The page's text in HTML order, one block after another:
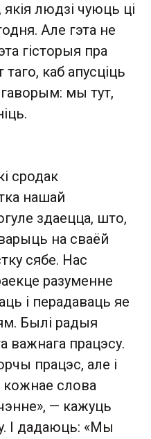
людзі чуюць ці
Але гэта не
гісторыя пра
каб апусціць
гаворым: мы тут,
сродак
нашай
здаецца, што,
на сваёй
сябе. Нас
разуменне
і перадаваць яе
Былі радыя
важнага працэсу.
працэс, але і
кожнае слова
— кажуць
І дадаюць: «Мы